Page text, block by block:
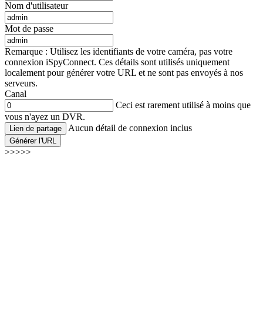
Nom d'utilisateur
Mot de passe
Remarque : Utilisez les identifiants de votre caméra, pas votre
connexion iSpyConnect. Ces détails sont utilisés uniquement
localement pour générer votre URL et ne sont pas envoyés à nos
serveurs.
Canal
Ceci est rarement utilisé à moins que
vous n'ayez un DVR.
Lien de partage Aucun détail de connexion inclus
Générer l'URL
>>>>>